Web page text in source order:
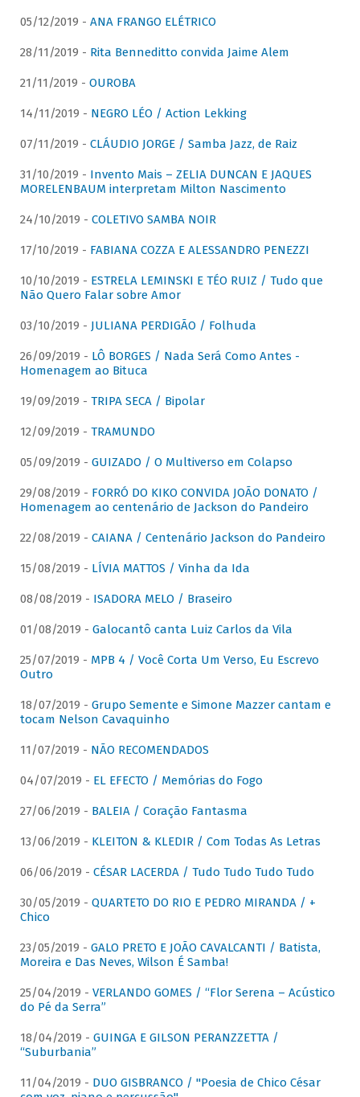
05/12/2019 - ANA FRANGO ELÉTRICO
28/11/2019 - Rita Benneditto convida Jaime Alem
21/11/2019 - OUROBA
14/11/2019 - NEGRO LÉO / Action Lekking
07/11/2019 - CLÁUDIO JORGE / Samba Jazz, de Raiz
31/10/2019 - Invento Mais – ZELIA DUNCAN E JAQUES
MORELENBAUM interpretam Milton Nascimento
24/10/2019 - COLETIVO SAMBA NOIR
17/10/2019 - FABIANA COZZA E ALESSANDRO PENEZZI
10/10/2019 - ESTRELA LEMINSKI E TÉO RUIZ / Tudo que
Não Quero Falar sobre Amor
03/10/2019 - JULIANA PERDIGÃO / Folhuda
26/09/2019 - LÔ BORGES / Nada Será Como Antes -
Homenagem ao Bituca
19/09/2019 - TRIPA SECA / Bipolar
12/09/2019 - TRAMUNDO
05/09/2019 - GUIZADO / O Multiverso em Colapso
29/08/2019 - FORRÓ DO KIKO CONVIDA JOÃO DONATO /
Homenagem ao centenário de Jackson do Pandeiro
22/08/2019 - CAIANA / Centenário Jackson do Pandeiro
15/08/2019 - LÍVIA MATTOS / Vinha da Ida
08/08/2019 - ISADORA MELO / Braseiro
01/08/2019 - Galocantô canta Luiz Carlos da Vila
25/07/2019 - MPB 4 / Você Corta Um Verso, Eu Escrevo
Outro
18/07/2019 - Grupo Semente e Simone Mazzer cantam e
tocam Nelson Cavaquinho
11/07/2019 - NÃO RECOMENDADOS
04/07/2019 - EL EFECTO / Memórias do Fogo
27/06/2019 - BALEIA / Coração Fantasma
13/06/2019 - KLEITON & KLEDIR / Com Todas As Letras
06/06/2019 - CÉSAR LACERDA / Tudo Tudo Tudo Tudo
30/05/2019 - QUARTETO DO RIO E PEDRO MIRANDA / +
Chico
23/05/2019 - GALO PRETO E JOÃO CAVALCANTI / Batista,
Moreira e Das Neves, Wilson É Samba!
25/04/2019 - VERLANDO GOMES / “Flor Serena – Acústico
do Pé da Serra”
18/04/2019 - GUINGA E GILSON PERANZZETTA /
“Suburbania”
11/04/2019 - DUO GISBRANCO / "Poesia de Chico César